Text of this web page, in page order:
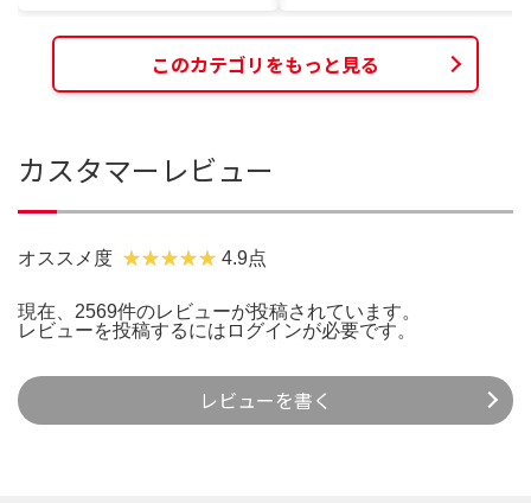
このカテゴリをもっと見る
カスタマーレビュー
オススメ度 4.9点
現在、2569件のレビューが投稿されています。
レビューを投稿するには ログインが必要です。
レビューを書く